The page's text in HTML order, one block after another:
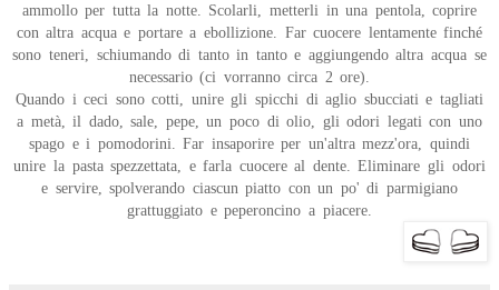
ammollo per tutta la notte. Scolarli, metterli in una pentola, coprire
con altra acqua e portare a ebollizione. Far cuocere lentamente finché
sono teneri, schiumando di tanto in tanto e aggiungendo altra acqua se
necessario (ci vorranno circa 2 ore).
Quando i ceci sono cotti, unire gli spicchi di aglio sbucciati e tagliati
a metà, il dado, sale, pepe, un poco di olio, gli odori legati con uno
spago e i pomodorini. Far insaporire per un'altra mezz'ora, quindi
unire la pasta spezzettata, e farla cuocere al dente. Eliminare gli odori
e servire, spolverando ciascun piatto con un po' di parmigiano
grattuggiato e peperoncino a piacere.